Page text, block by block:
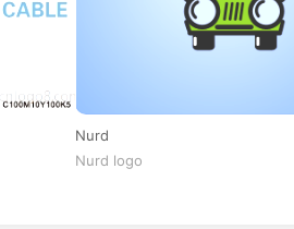
Nurd
Nurd logo